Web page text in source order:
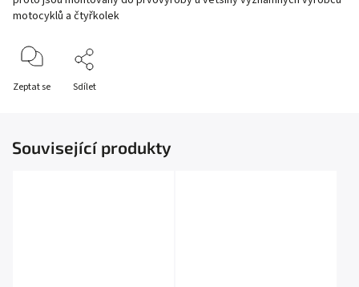
motocyklů a čtyřkolek
Zeptat se Sdílet
Související produkty